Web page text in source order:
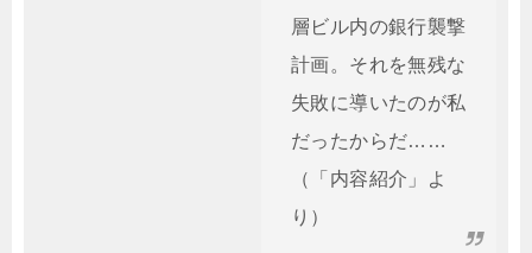
層ビル内の銀行襲撃
計画。それを無残な
失敗に導いたのが私
だったからだ……
（「内容紹介」よ
り）